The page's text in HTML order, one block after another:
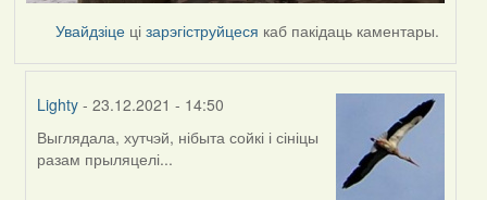
Увайдзіце цізарэгіструйцеся каб пакідаць каментары.
Lighty - 23.12.2021 - 14:50
In
reply
Выглядала, хутчэй, нібыта сойкі і сініцы
разам прыляцелі...